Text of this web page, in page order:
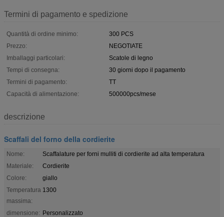
Termini di pagamento e spedizione
Quantità di ordine minimo:
300 PCS
Prezzo:
NEGOTIATE
Imballaggi particolari:
Scatole di legno
Tempi di consegna:
30 giorni dopo il pagamento
Termini di pagamento:
TT
Capacità di alimentazione:
500000pcs/mese
descrizione
Scaffali del forno della cordierite
Nome:
Scaffalature per forni mulliti di cordierite ad alta temperatura
Materiale:
Cordierite
Colore:
giallo
Temperatura
massima:
1300
dimensione: Personalizzato